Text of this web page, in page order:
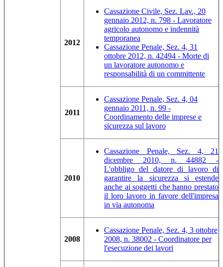
2012
Cassazione Civile, Sez. Lav., 20
gennaio 2012, n. 798 - Lavoratore
agricolo autonomo e indennità
temporanea
Cassazione Penale, Sez. 4, 31
ottobre 2012, n. 42494 - Morte di
un lavoratore autonomo e
responsabilità di un committente
2011
Cassazione Penale, Sez. 4, 04
gennaio 2011, n. 99 -
Coordinamento delle imprese e
sicurezza sul lavoro
2010
Cassazione Penale, Sez. 4, 21
dicembre 2010, n. 44882 -
L'obbligo del datore di lavoro di
garantire la sicurezza si estende
anche ai soggetti che hanno prestato
il loro lavoro in favore dell'impresa
in via autonoma
2008
Cassazione Penale, Sez. 4, 3 ottobre
2008, n. 38002 - Coordinatore per
l'esecuzione dei lavori